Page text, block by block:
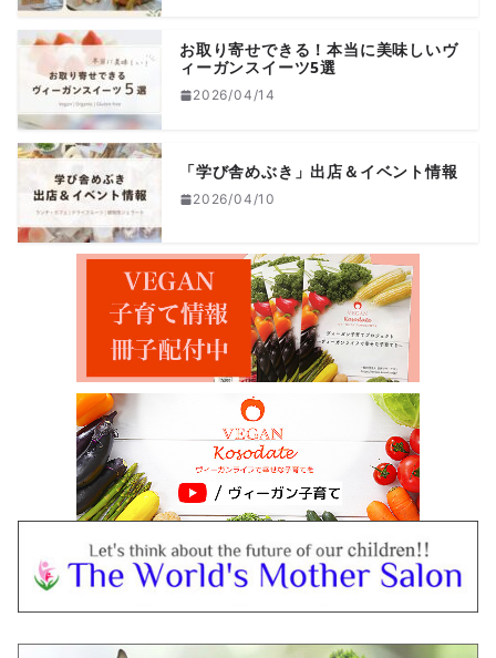
お取り寄せできる！本当に美味しいヴ
ィーガンスイーツ5選
2026/04/14
「学び舎めぶき」出店＆イベント情報
2026/04/10